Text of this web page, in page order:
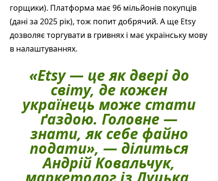
горщики). Платформа має 96 мільйонів покупців
(дані за 2025 рік), тож попит добрячий. А ще Etsy
дозволяє торгувати в гривнях і має українську мову
в налаштуваннях.
«Etsy — це як двері до
світу, де кожен
українець може стати
ґаздою. Головне —
знати, як себе файно
подати», — ділиться
Андрій Ковальчук,